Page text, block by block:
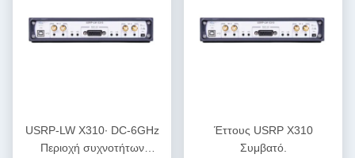
USRP-LW X310∙ DC-6GHz
Περιοχή συχνοτήτων
Έττους USRP X310
Συμβατό.